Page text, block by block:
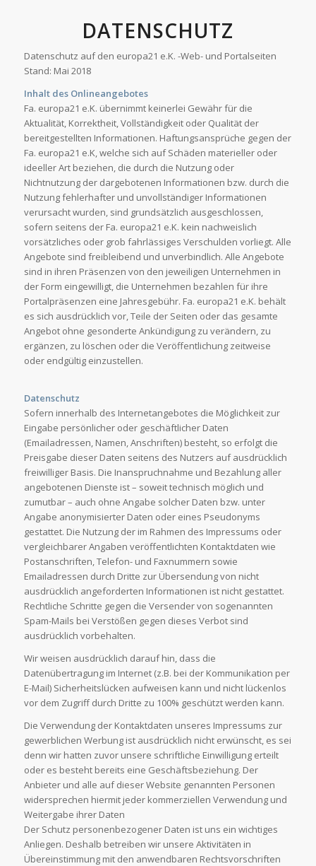
DATENSCHUTZ
Datenschutz auf den europa21 e.K. -Web- und Portalseiten
Stand: Mai 2018
Inhalt des Onlineangebotes
Fa. europa21 e.K. übernimmt keinerlei Gewähr für die
Aktualität, Korrektheit, Vollständigkeit oder Qualität der
bereitgestellten Informationen. Haftungsansprüche gegen der
Fa. europa21 e.K, welche sich auf Schäden materieller oder
ideeller Art beziehen, die durch die Nutzung oder
Nichtnutzung der dargebotenen Informationen bzw. durch die
Nutzung fehlerhafter und unvollständiger Informationen
verursacht wurden, sind grundsätzlich ausgeschlossen,
sofern seitens der Fa. europa21 e.K. kein nachweislich
vorsätzliches oder grob fahrlässiges Verschulden vorliegt. Alle
Angebote sind freibleibend und unverbindlich. Alle Angebote
sind in ihren Präsenzen von den jeweiligen Unternehmen in
der Form eingewilligt, die Unternehmen bezahlen für ihre
Portalpräsenzen eine Jahresgebühr. Fa. europa21 e.K. behält
es sich ausdrücklich vor, Teile der Seiten oder das gesamte
Angebot ohne gesonderte Ankündigung zu verändern, zu
ergänzen, zu löschen oder die Veröffentlichung zeitweise
oder endgültig einzustellen.
Datenschutz
Sofern innerhalb des Internetangebotes die Möglichkeit zur
Eingabe persönlicher oder geschäftlicher Daten
(Emailadressen, Namen, Anschriften) besteht, so erfolgt die
Preisgabe dieser Daten seitens des Nutzers auf ausdrücklich
freiwilliger Basis. Die Inanspruchnahme und Bezahlung aller
angebotenen Dienste ist – soweit technisch möglich und
zumutbar – auch ohne Angabe solcher Daten bzw. unter
Angabe anonymisierter Daten oder eines Pseudonyms
gestattet. Die Nutzung der im Rahmen des Impressums oder
vergleichbarer Angaben veröffentlichten Kontaktdaten wie
Postanschriften, Telefon- und Faxnummern sowie
Emailadressen durch Dritte zur Übersendung von nicht
ausdrücklich angeforderten Informationen ist nicht gestattet.
Rechtliche Schritte gegen die Versender von sogenannten
Spam-Mails bei Verstößen gegen dieses Verbot sind
ausdrücklich vorbehalten.
Wir weisen ausdrücklich darauf hin, dass die
Datenübertragung im Internet (z.B. bei der Kommunikation per
E-Mail) Sicherheitslücken aufweisen kann und nicht lückenlos
vor dem Zugriff durch Dritte zu 100% geschützt werden kann.
Die Verwendung der Kontaktdaten unseres Impressums zur
gewerblichen Werbung ist ausdrücklich nicht erwünscht, es sei
denn wir hatten zuvor unsere schriftliche Einwilligung erteilt
oder es besteht bereits eine Geschäftsbeziehung. Der
Anbieter und alle auf dieser Website genannten Personen
widersprechen hiermit jeder kommerziellen Verwendung und
Weitergabe ihrer Daten
Der Schutz personenbezogener Daten ist uns ein wichtiges
Anliegen. Deshalb betreiben wir unsere Aktivitäten in
Übereinstimmung mit den anwendbaren Rechtsvorschriften